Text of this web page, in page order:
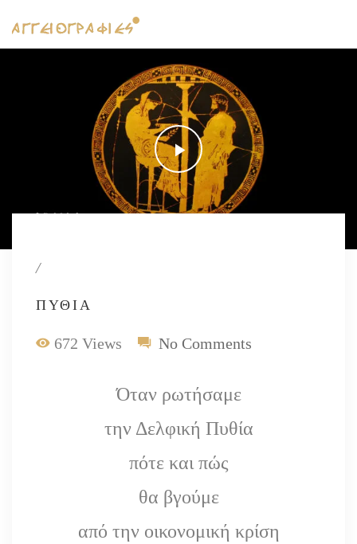
/
ΠΥΘΊΑ
672 Views No Comments
Όταν ρωτήσαμε
την Δελφική Πυθία
πότε και πώς
θα βγούμε
από την οικονομική κρίση